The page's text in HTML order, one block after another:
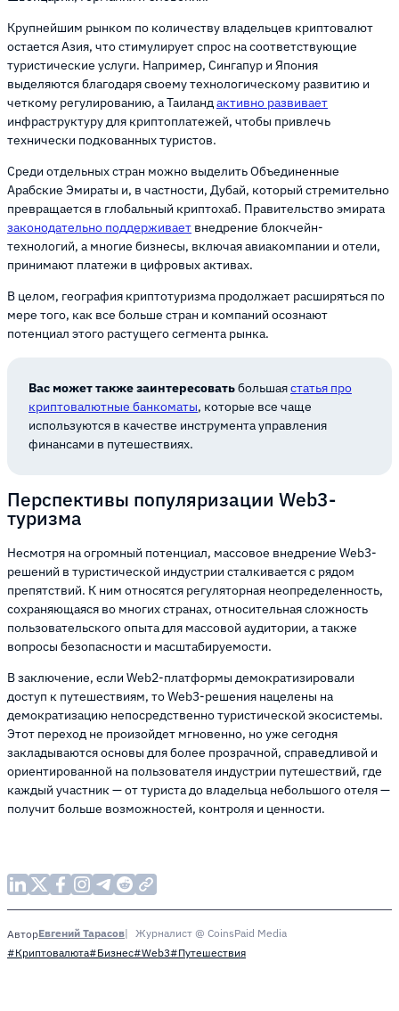
Крупнейшим рынком по количеству владельцев криптовалют
остается Азия, что стимулирует спрос на соответствующие
туристические услуги. Например, Сингапур и Япония
выделяются благодаря своему технологическому развитию и
четкому регулированию, а Таиландактивно развивает
инфраструктуру для криптоплатежей, чтобы привлечь
технически подкованных туристов.
Среди отдельных стран можно выделить Объединенные
Арабские Эмираты и, в частности, Дубай, который стремительно
превращается в глобальный криптохаб. Правительство эмирата
законодательно поддерживает внедрение блокчейн-
технологий, а многие бизнесы, включая авиакомпании и отели,
принимают платежи в цифровых активах.
В целом, география криптотуризма продолжает расширяться по
мере того, как все больше стран и компаний осознают
потенциал этого растущего сегмента рынка.
Вас может также заинтересоватьбольшаястатья про
криптовалютные банкоматы, которые все чаще
используются в качестве инструмента управления
финансами в путешествиях.
Перспективы популяризации Web3-
туризма
Несмотря на огромный потенциал, массовое внедрение Web3-
решений в туристической индустрии сталкивается с рядом
препятствий. К ним относятся регуляторная неопределенность,
сохраняющаяся во многих странах, относительная сложность
пользовательского опыта для массовой аудитории, а также
вопросы безопасности и масштабируемости.
В заключение, если Web2-платформы демократизировали
доступ к путешествиям, то Web3-решения нацелены на
демократизацию непосредственно туристической экосистемы.
Этот переход не произойдет мгновенно, но уже сегодня
закладываются основы для более прозрачной, справедливой и
ориентированной на пользователя индустрии путешествий, где
каждый участник — от туриста до владельца небольшого отеля —
получит больше возможностей, контроля и ценности.
АвторЕвгений Тарасов
Журналист @ CoinsPaid Media
#Криптовалюта#Бизнес#Web3#Путешествия